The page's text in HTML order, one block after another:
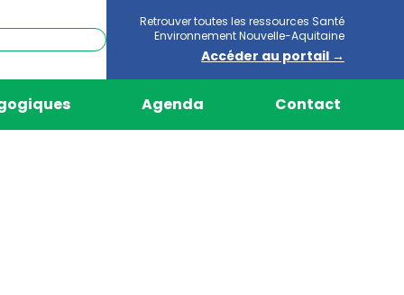
Retrouver toutes les ressources Santé
Environnement Nouvelle-Aquitaine
Accéder au portail →
Agenda Contact